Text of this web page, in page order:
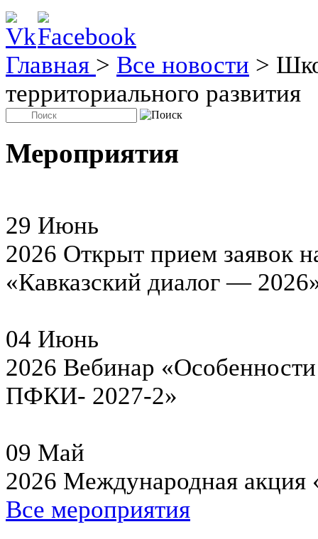
Главная > Все новости >
территориального развития
Мероприятия
29 Июнь
2026 Открыт прием заявок
«Кавказский диалог —
04 Июнь
2026 Вебинар
ПФКИ- 2027-2»
09 Май
2026 Международная
Все мероприятия